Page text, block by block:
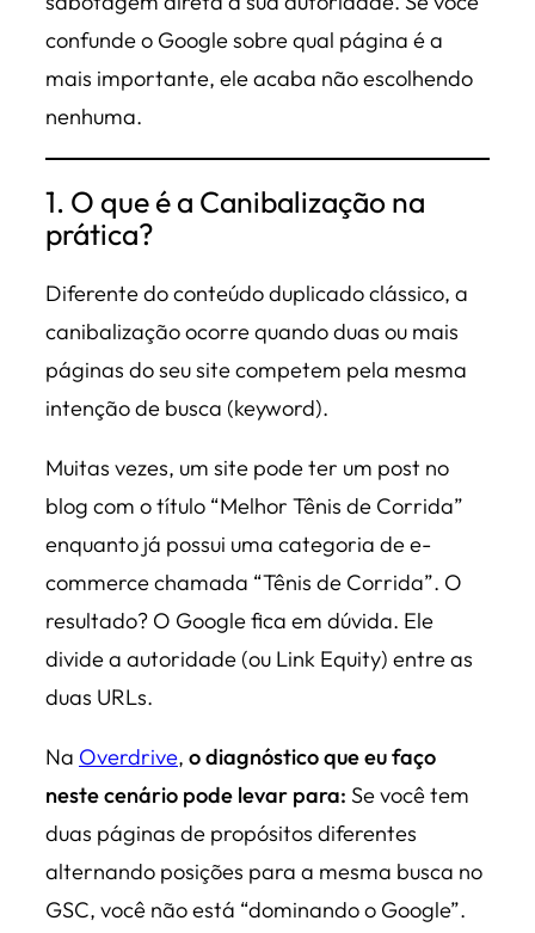
confunde o Google sobre qual página é a
mais importante, ele acaba não escolhendo
nenhuma.
1. O que é a Canibalização na
prática?
Diferente do conteúdo duplicado clássico, a
canibalização ocorre quando duas ou mais
páginas do seu site competem pela mesma
intenção de busca (keyword).
Muitas vezes, um site pode ter um post no
blog com o título “Melhor Tênis de Corrida”
enquanto já possui uma categoria de e-
commerce chamada “Tênis de Corrida”. O
resultado? O Google fica em dúvida. Ele
divide a autoridade (ou Link Equity) entre as
duas URLs.
Na Overdrive, o diagnóstico que eu faço
neste cenário pode levar para: Se você tem
duas páginas de propósitos diferentes
alternando posições para a mesma busca no
GSC, você não está “dominando o Google”.